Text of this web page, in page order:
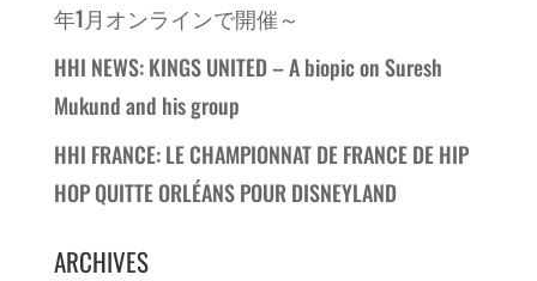
年1月オンラインで開催～
HHI NEWS: KINGS UNITED – A biopic on Suresh
Mukund and his group
HHI FRANCE: LE CHAMPIONNAT DE FRANCE DE HIP
HOP QUITTE ORLÉANS POUR DISNEYLAND
ARCHIVES